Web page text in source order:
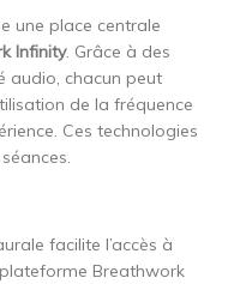
une place centrale
Infinity. Grâce à des
audio, chacun peut
de la fréquence
Ces technologies
facilite l’accès à
Breathwork